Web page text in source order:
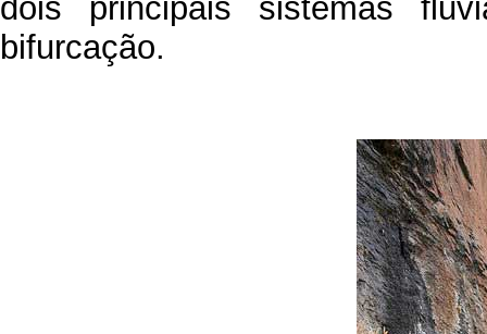
dois principais sistemas
bifurcação.